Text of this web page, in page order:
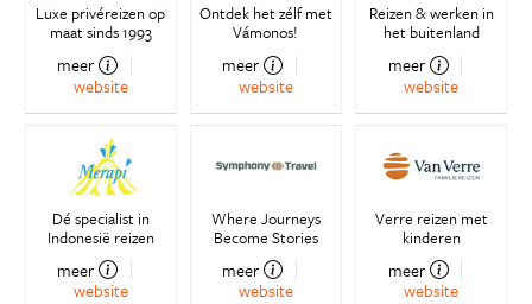
Luxe privéreizen op
maat sinds 1993
meer
website
Ontdek het zélf met
Vámonos!
meer
website
Reizen & werken in
het buitenland
meer
website
Dé specialist in
Indonesië reizen
meer
website
Where Journeys
Become Stories
meer
website
Verre reizen met
kinderen
meer
website